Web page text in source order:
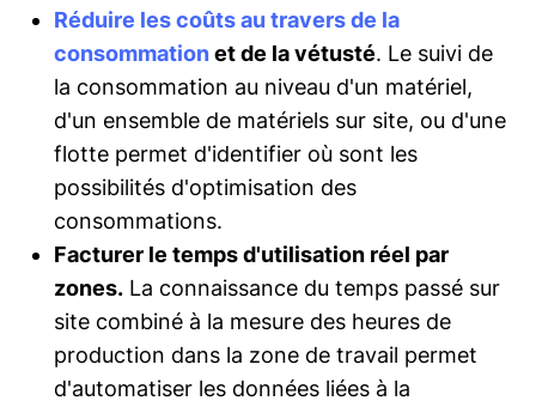
Réduire les coûts au travers de la
consommationet de la vétusté. Le suivi de
la consommation au niveau d'un matériel,
d'un ensemble de matériels sur site, ou d'une
flotte permet d'identifier où sont les
possibilités d'optimisation des
consommations.
Facturer le temps d'utilisation réel par
zones. La connaissance du temps passé sur
site combiné à la mesure des heures de
production dans la zone de travail permet
d'automatiser les données liées à la